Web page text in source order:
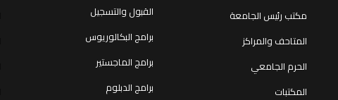
مكتب رئيس الجامعة
المتاحف والمراكز
الحرم الجامعي
المكتبات
القبول والتسجيل
برامج البكالوريوس
برامج الماجستير
برامج الدبلوم